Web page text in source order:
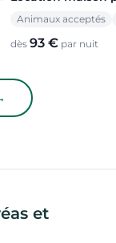
Animaux acceptés
dès 93 € par nuit
et